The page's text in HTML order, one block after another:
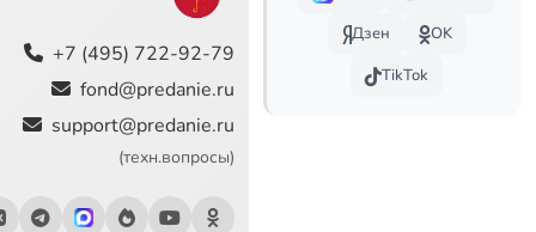
0:57
1:56
0:29
+7 (495) 722-92-79
fond@predanie.ru
support@predanie.ru
(техн.вопросы)
Дзен
OK
TikTok